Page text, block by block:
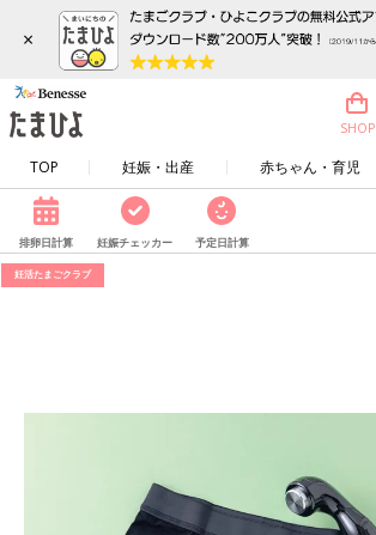
×
TOP 妊娠・出産 赤ちゃん・育児
SHOP
排卵日計算 妊娠チェッカー 予定日計算
妊活たまごクラブ